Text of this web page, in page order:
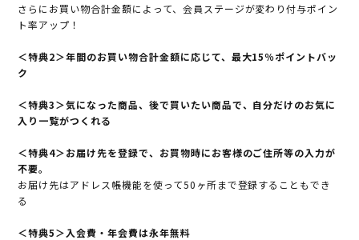
さらにお買い物合計金額によって、会員ステージが変わり付与ポイン
ト率アップ！
＜特典2＞年間のお買い物合計金額に応じて、最大15％ポイントバッ
ク
＜特典3＞気になった商品、後で買いたい商品で、自分だけのお気に
入り一覧がつくれる
＜特典4＞お届け先を登録で、お買物時にお客様のご住所等の入力が
不要。
お届け先はアドレス帳機能を使って50ヶ所まで登録することもでき
る
＜特典5＞入会費・年会費は永年無料